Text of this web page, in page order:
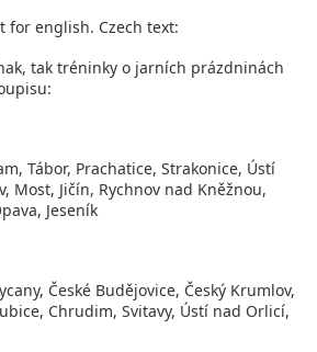
for english. Czech text:
tak tréninky o jarních prázdninách
Tábor, Prachatice, Strakonice, Ústí
Most, Jičín, Rychnov nad Kněžnou,
Jeseník
České Budějovice, Český Krumlov,
Chrudim, Svitavy, Ústí nad Orlicí,